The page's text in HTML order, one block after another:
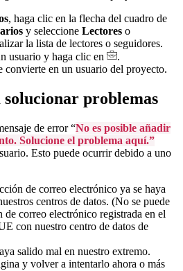
, haga clic en la flecha del cuadro de
y seleccione Lectores o
la lista de lectores o seguidores.
usuario y haga clic en
.
convierte en un usuario del proyecto.
solucionar problemas
de error “No es posible añadir
Solucione el problema aquí.”
Esto puede ocurrir debido a uno
de correo electrónico ya se haya
centros de datos. (No se puede
de correo electrónico registrada en el
con nuestro centro de datos de
salido mal en nuestro extremo.
y volver a intentarlo ahora o más